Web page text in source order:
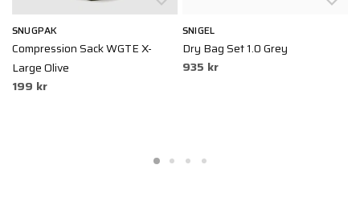
SNUGPAK
Compression Sack WGTE X-
Large Olive
199 kr
SNIGEL
Dry Bag Set 1.0 Grey
935 kr